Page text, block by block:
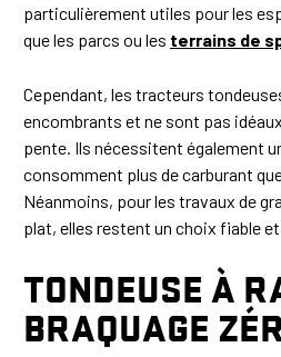
particulièrement utiles pour les
que les parcs ou les terrains de
Cependant, les tracteurs
encombrants et ne sont pas
pente. Ils nécessitent également
consomment plus de carburant
Néanmoins, pour les travaux de
plat, elles restent un choix fiable
TONDEUSE À
BRAQUAGE